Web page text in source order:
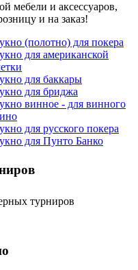
мебели и аксессуаров,
и на заказ!
(полотно) для покера
для американской
для баккары
для бриджа
винное - для винного
для русского покера
для Пунто Банко
турниров